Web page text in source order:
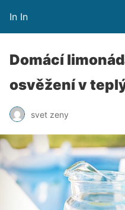
In In
Domácí
osvěžení v
svet zeny